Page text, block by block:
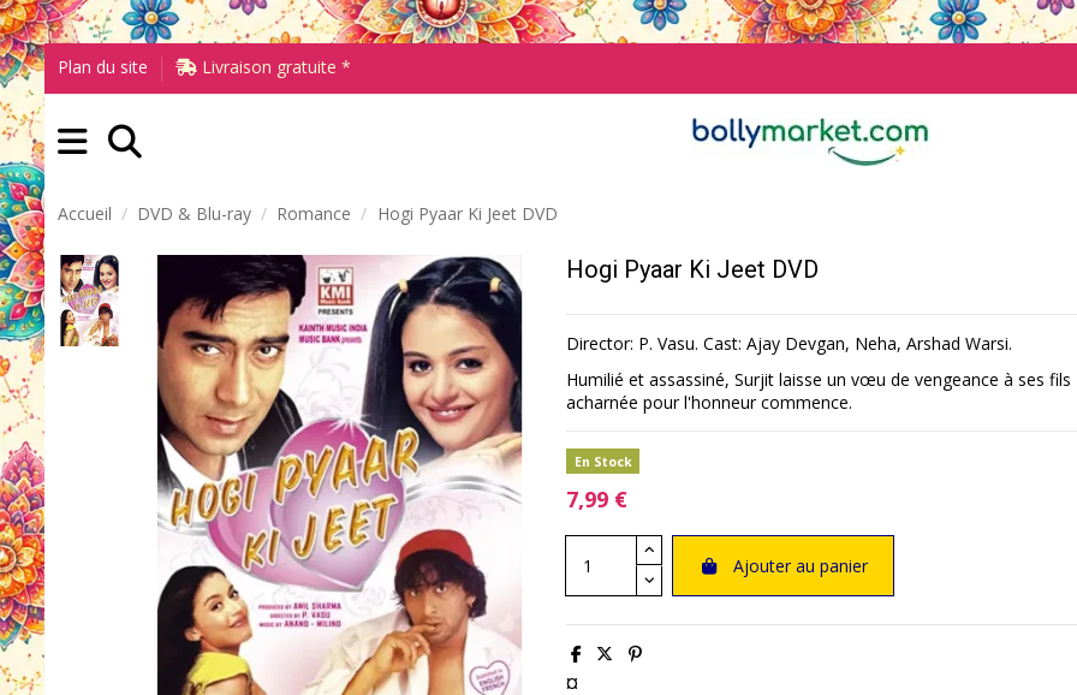
Plan du site Livraison gratuite *
Accueil DVD & Blu-ray Romance Hogi Pyaar Ki Jeet DVD
Hogi Pyaar Ki Jeet DVD
Director: P. Vasu. Cast: Ajay Devgan, Neha, Arshad Warsi.
Humilié et assassiné, Surjit laisse un vœu de vengeance à ses
acharnée pour l'honneur commence.
En Stock
7,99 €
Ajouter au panier
¤